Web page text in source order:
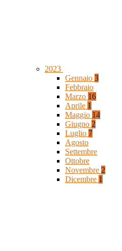
2023
Gennaio 3
Febbraio
Marzo 16
Aprile 1
Maggio 14
Giugno 2
Luglio 7
Agosto
Settembre
Ottobre
Novembre 2
Dicembre 1